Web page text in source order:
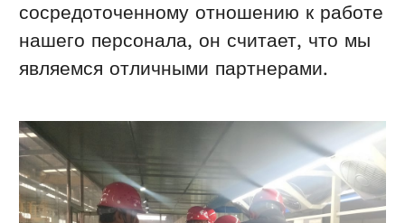
сосредоточенному отношению к работе
нашего персонала, он считает, что мы
являемся отличными партнерами.